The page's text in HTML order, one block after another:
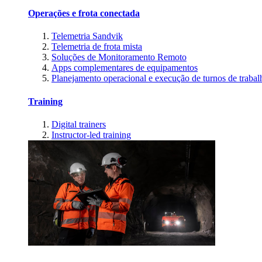
Operações e frota conectada
Telemetria Sandvik
Telemetria de frota mista
Soluções de Monitoramento Remoto
Apps complementares de equipamentos
Planejamento operacional e execução de turnos de
Training
Digital trainers
Instructor-led training